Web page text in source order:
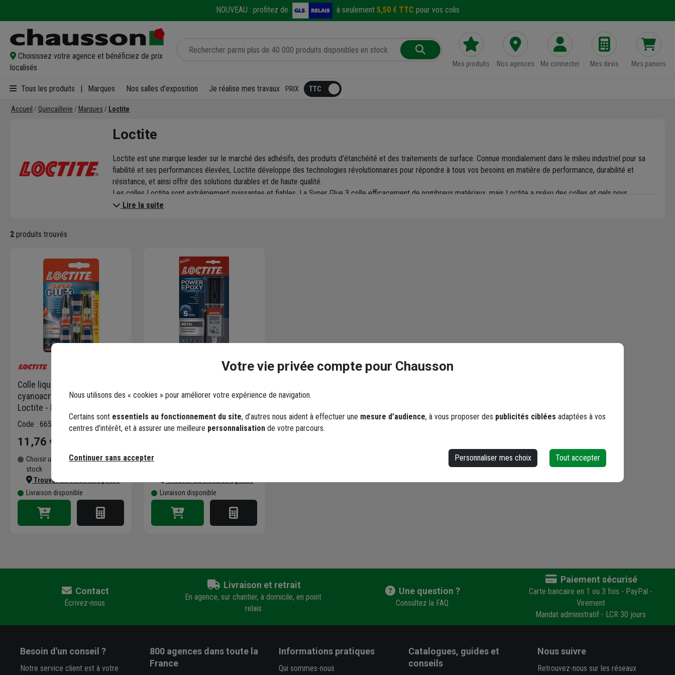
NOUVEAU : profitez de à seulement 5,50 € TTC pour vos colis
Choisissez votre agence et bénéficiez de prix
localisés
Mes produits Nos agences Me connecter Mes devis Mes paniers
Tous les produits Marques Nos salles d'exposition Je réalise mes travaux PRIX
Accueil Quincaillerie Marques Loctite
Loctite
Loctite est une marque leader sur le marché des adhésifs, des produits d'étanchéité et des traitements de surface. Connue mondialement dans le milieu industriel pour sa
fiabilité et ses performances élevées, Loctite développe des technologies révolutionnaires pour répondre à tous vos besoins en matière de performance, durabilité et
résistance, et ainsi offrir des solutions durables et de haute qualité.
Les colles Loctite sont extrêmement puissantes et fiables. La Super Glue 3 colle efficacement de nombreux matériaux, mais Loctite a prévu des colles et gels pour
répondre à chaque application vous permettant de coller spécifiquement du métal, du verre, ou du plastique. Et pour éviter le desserrage de vos pièces filetées, pensez à la
Lire la suite
2 produits trouvés
Colle liquide extra-forte
cyanoacrylate - Super Glue-3
Loctite - Lot de 2 tubes + 1
gratuit
Code : 665877-1
11,76 €
Choisir une agence pour vérifier le
stock
Trouver du stock en agence
Livraison disponible
spécial métal - Loctite - 25
Code : 8021-1
Livraison disponible
Contact
Écrivez-nous
Livraison et retrait
En agence, sur chantier, à domicile, en point
relais
Une question ?
Consultez la FAQ
Paiement sécurisé
Carte bancaire en 1 ou 3 fois - PayPal -
Virement
Mandat administratif - LCR 30 jours
Besoin d'un conseil ?
Notre service client est à votre
800 agencesdans toute la
France
Informations pratiques
Qui sommes-nous
Catalogues, guides et
conseils
Nous suivre
Retrouvez-nous sur les réseaux
Votre vie privée compte pour Chausson
Nous utilisons des « cookies » pour améliorer votre expérience de navigation.
Certains sont essentiels au fonctionnement du site, d’autres nous aident à effectuer une mesure d’audience, à vous proposer des publicités ciblées adaptées à vos
centres d’intérêt, et à assurer une meilleure personnalisation de votre parcours.
Personnaliser mes choix Tout accepter
Continuer sans accepter